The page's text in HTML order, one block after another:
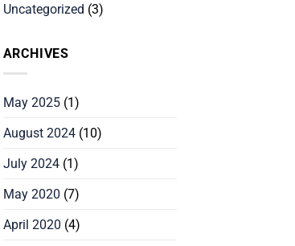
Uncategorized (3)
ARCHIVES
May 2025(1)
August 2024(10)
July 2024(1)
May 2020 (7)
April 2020 (4)